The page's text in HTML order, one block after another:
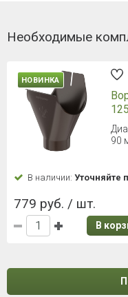
Необходимые
НОВИНКА
90
В наличии: Уточняйте
779 руб. / шт.
В